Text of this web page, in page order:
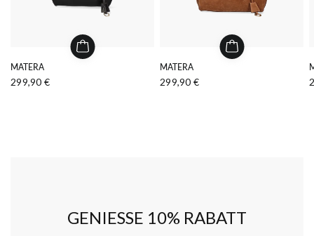
MATERA
299,90 €
MATERA
299,90 €
GENIESSE 10% RABATT